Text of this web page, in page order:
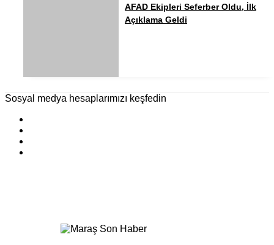
AFAD Ekipleri Seferber Oldu, İlk
Açıklama Geldi
Sosyal medya hesaplarımızı keşfedin